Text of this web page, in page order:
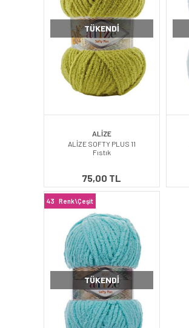
TÜKENDI
ALİZE
ALİZE SOFTY PLUS 11
Fıstık
75,00 TL
43 Renk\Çeşit
TÜKENDI